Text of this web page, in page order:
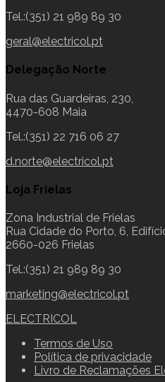
Tel.:(351) 21 989 89 30
geral@electricol.pt
Delegação Norte
Rua das Guardeiras, 230,
4470-608 Maia
Tel.:(351) 22 716 06 27
d.norte@electricol.pt
Loja Frielas
Zona Industrial de Frielas
Rua Cidade do Porto, 6,
2660-026 Frielas
Tel.:(351) 21 989 89 30
marketing@electricol.pt
ELECTRICOL
Termos de Uso
Política de privacidade
Livro de Reclamações